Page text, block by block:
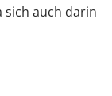
auch darin